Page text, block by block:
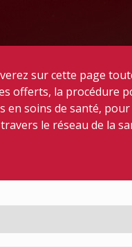
sur cette page
offerts, la procédure
en soins de santé,
le réseau de la